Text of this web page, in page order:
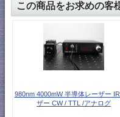
この商品をお求めの客
980nm 4000mW 半導体レーザー
ザー CW / TTL /アナログ